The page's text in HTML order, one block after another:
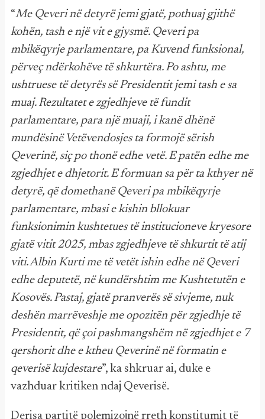
“Me Qeveri në detyrë jemi gjatë, pothuaj gjithë
kohën, tash e një vit e gjysmë. Qeveri pa
mbikëqyrje parlamentare, pa Kuvend funksional,
përveç ndërkohëve të shkurtëra. Po ashtu, me
ushtruese të detyrës së Presidentit jemi tash e sa
muaj. Rezultatet e zgjedhjeve të fundit
parlamentare, para një muaji, i kanë dhënë
mundësinë Vetëvendosjes ta formojë sërish
Qeverinë, siç po thonë edhe vetë. E patën edhe me
zgjedhjet e dhjetorit. E formuan sa për ta kthyer në
detyrë, që domethanë Qeveri pa mbikëqyrje
parlamentare, mbasi e kishin bllokuar
funksionimin kushtetues të institucioneve kryesore
gjatë vitit 2025, mbas zgjedhjeve të shkurtit të atij
viti. Albin Kurti me të vetët ishin edhe në Qeveri
edhe deputetë, në kundërshtim me Kushtetutën e
Kosovës. Pastaj, gjatë pranverës së sivjeme, nuk
deshën marrëveshje me opozitën për zgjedhje të
Presidentit, që çoi pashmangshëm në zgjedhjet e 7
qershorit dhe e ktheu Qeverinë në formatin e
qeverisë kujdestare”, ka shkruar ai, duke e
vazhduar kritiken ndaj Qeverisë.
Derisa partitë polemizojnë rreth konstitumit të